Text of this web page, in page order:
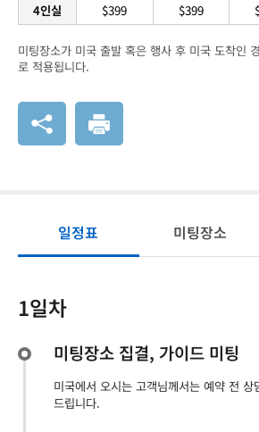
4인실
$399
$399
미팅장소가 미국 출발 혹은 행사 후 미국 도착인
로 적용됩니다.
일정표 미팅장소
1일차
미팅장소 집결, 가이드 미팅
미국에서 오시는 고객님께서는 예약 전
드립니다.